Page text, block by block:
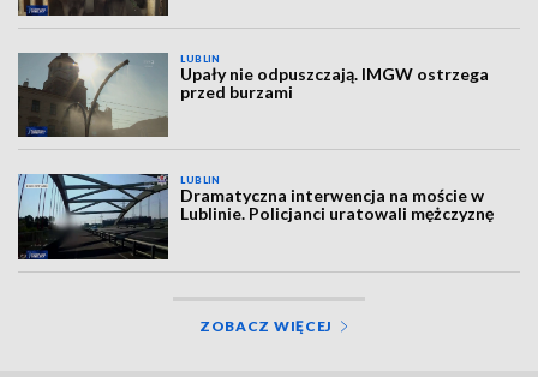
LUBLIN
Upały nie odpuszczają. IMGW ostrzega
przed burzami
LUBLIN
Dramatyczna interwencja na moście w
Lublinie. Policjanci uratowali mężczyznę
ZOBACZ WIĘCEJ